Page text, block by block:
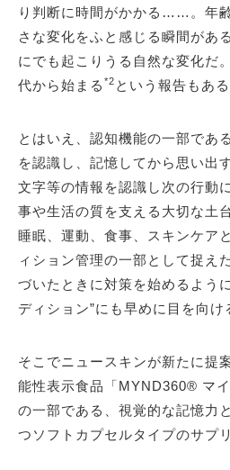
り判断に時間がかかる……。年
さな変化をふと感じる瞬間があ
にでも起こりうる自然な変化だ
代から始まる *2 という報告もある
とはいえ、認知機能の一部であ
を認識し、記憶してから思い出
文字等の情報を認識し次の行動
事や生活の質を支える大切な土
睡眠、運動、食事、スキンケア
ィション管理の一部として捉え
づいたときに対策を始めるよう
ディション”にも早めに目を向け
そこでニュースキンが新たに提
能性表示食品「MYND360® マ
の一部である、視覚的な記憶力
つソフトカプセルタイプのサプ